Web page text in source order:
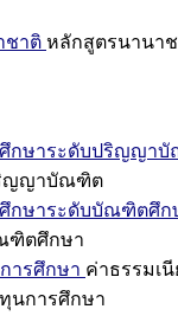
ชาติ หลักสูตรนานา
ศึกษาระดับปริญญา
ญญาบัณฑิต
ศึกษาระดับบัณฑิตศึก
ฑิตศึกษา
ารศึกษา ค่าธรรมเ
ทุนการศึกษา